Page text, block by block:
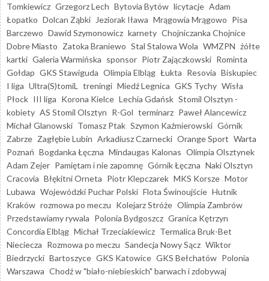
Tomkiewicz Grzegorz Lech Bytovia Bytów licytacje Adam
Łopatko Dolcan Ząbki Jeziorak Iława Mrągowia Mrągowo Pisa
Barczewo Dawid Szymonowicz karnety Chojniczanka Chojnice
Dobre Miasto Zatoka Braniewo Stal Stalowa Wola WMZPN żółte
kartki Galeria Warmińska sponsor Piotr Zajączkowski Rominta
Gołdap GKS Stawiguda Olimpia Elbląg Łukta Resovia Biskupiec
I liga Ultra(S)tomiL treningi Miedź Legnica GKS Tychy Wisła
Płock III liga Korona Kielce Lechia Gdańsk Stomil Olsztyn -
kobiety AS Stomil Olsztyn R-Gol terminarz Paweł Alancewicz
Michał Glanowski Tomasz Ptak Szymon Kaźmierowski Górnik
Zabrze Zagłębie Lubin Arkadiusz Czarnecki Orange Sport Warta
Poznań Bogdanka Łęczna Mindaugas Kalonas Olimpia Olsztynek
Adam Zejer Pamiętam i nie zapomnę Górnik Łęczna Naki Olsztyn
Cracovia Błękitni Orneta Piotr Klepczarek MKS Korsze Motor
Lubawa Wojewódzki Puchar Polski Flota Świnoujście Hutnik
Kraków rozmowa po meczu Kolejarz Stróże Olimpia Zambrów
Przedstawiamy rywala Polonia Bydgoszcz Granica Kętrzyn
Concordia Elbląg Michał Trzeciakiewicz Termalica Bruk-Bet
Nieciecza Rozmowa po meczu Sandecja Nowy Sącz Wiktor
Biedrzycki Bartoszyce GKS Katowice GKS Bełchatów Polonia
Warszawa Chodź w "biało-niebieskich" barwach i zdobywaj